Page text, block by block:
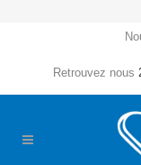
Retrouvez nous